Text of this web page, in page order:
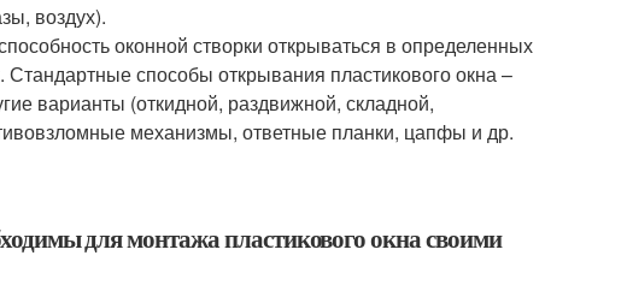
воздух).
оконной створки открываться в определенных
способы открывания пластикового окна –
варианты (откидной, раздвижной, складной,
механизмы, ответные планки, цапфы и др.
для монтажа пластикового окна своими